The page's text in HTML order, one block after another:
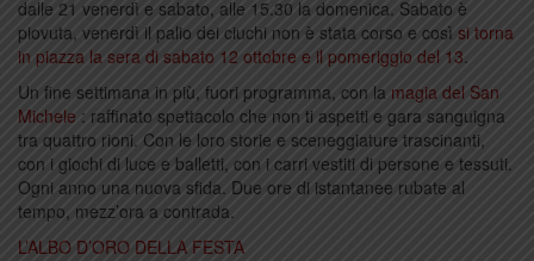
dalle 21 venerdì e sabato, alle 15.30 la domenica. Sabato è
piovuta, venerdì il palio dei ciuchi non è stata corso e così si torna
in piazza la sera di sabato 12 ottobre e il pomeriggio del 13.
Un fine settimana in più, fuori programma, con la magia del San
Michele : raffinato spettacolo che non ti aspetti e gara sanguigna
tra quattro rioni. Con le loro storie e sceneggiature trascinanti,
con i giochi di luce e balletti, con i carri vestiti di persone e tessuti.
Ogni anno una nuova sfida. Due ore di istantanee rubate al
tempo, mezz’ora a contrada.
L’ALBO D’ORO DELLA FESTA